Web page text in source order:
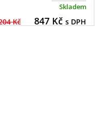
Skladem
Kč 847Kč s DPH